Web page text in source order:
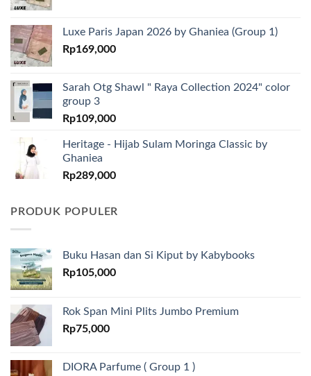
Luxe Paris Japan 2026 by Ghaniea (Group 1)
Rp169,000
Sarah Otg Shawl " Raya Collection 2024" color
group 3
Rp109,000
Heritage - Hijab Sulam Moringa Classic by
Ghaniea
Rp289,000
PRODUK POPULER
Buku Hasan dan Si Kiput by Kabybooks
Rp105,000
Rok Span Mini Plits Jumbo Premium
Rp75,000
DIORA Parfume ( Group 1 )